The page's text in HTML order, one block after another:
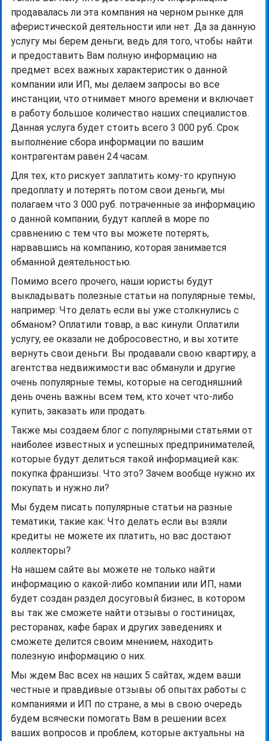
продавалась ли эта компания на черном рынке для
аферистической деятельности или нет. Да за данную
услугу мы берем деньги, ведь для того, чтобы найти
и предоставить Вам полную информацию на
предмет всех важных характеристик о данной
компании или ИП, мы делаем запросы во все
инстанции, что отнимает много времени и включает
в работу большое количество наших специалистов.
Данная услуга будет стоить всего 3 000 руб. Срок
выполнение сбора информации по вашим
контрагентам равен 24 часам.
Для тех, кто рискует заплатить кому-то крупную
предоплату и потерять потом свои деньги, мы
полагаем что 3 000 руб. потраченные за информацию
о данной компании, будут каплей в море по
сравнению с тем что вы можете потерять,
нарвавшись на компанию, которая занимается
обманной деятельностью.
Помимо всего прочего, наши юристы будут
выкладывать полезные статьи на популярные темы,
например: Что делать если вы уже столкнулись с
обманом? Оплатили товар, а вас кинули. Оплатили
услугу, ее оказали не добросовестно, и вы хотите
вернуть свои деньги. Вы продавали свою квартиру, а
агентства недвижимости вас обманули и другие
очень популярные темы, которые на сегодняшний
день очень важны всем тем, кто хочет что-либо
купить, заказать или продать.
Также мы создаем блог с популярными статьями от
наиболее известных и успешных предпринимателей,
которые будут делиться такой информацией как:
покупка франшизы. Что это? Зачем вообще нужно их
покупать и нужно ли?
Мы будем писать популярные статьи на разные
тематики, такие как: Что делать если вы взяли
кредиты не можете их платить, но вас достают
коллекторы?
На нашем сайте вы можете не только найти
информацию о какой-либо компании или ИП, нами
будет создан раздел досуговый бизнес, в котором
вы так же сможете найти отзывы о гостиницах,
ресторанах, кафе барах и других заведениях и
сможете делится своим мнением, находить
полезную информацию о них.
Мы ждем Вас всех на наших 5 сайтах, ждем ваши
честные и правдивые отзывы об опытах работы с
компаниями и ИП по стране, а мы в свою очередь
будем всячески помогать Вам в решении всех
ваших вопросов и проблем, которые актуальны на